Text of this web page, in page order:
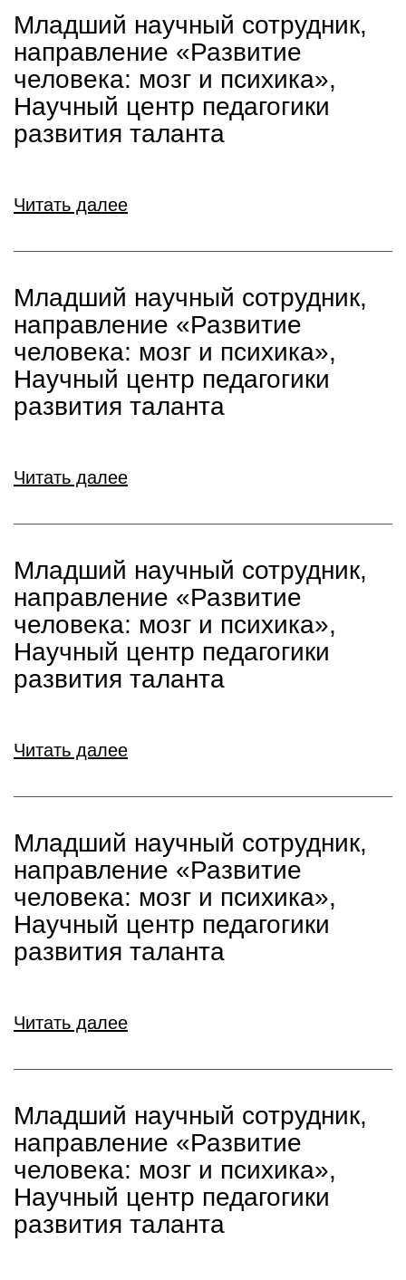
Младший научный сотрудник,
направление «Развитие
человека: мозг и психика»,
Научный центр педагогики
развития таланта
Читать далее
Младший научный сотрудник,
направление «Развитие
человека: мозг и психика»,
Научный центр педагогики
развития таланта
Читать далее
Младший научный сотрудник,
направление «Развитие
человека: мозг и психика»,
Научный центр педагогики
развития таланта
Читать далее
Младший научный сотрудник,
направление «Развитие
человека: мозг и психика»,
Научный центр педагогики
развития таланта
Читать далее
Младший научный сотрудник,
направление «Развитие
человека: мозг и психика»,
Научный центр педагогики
развития таланта